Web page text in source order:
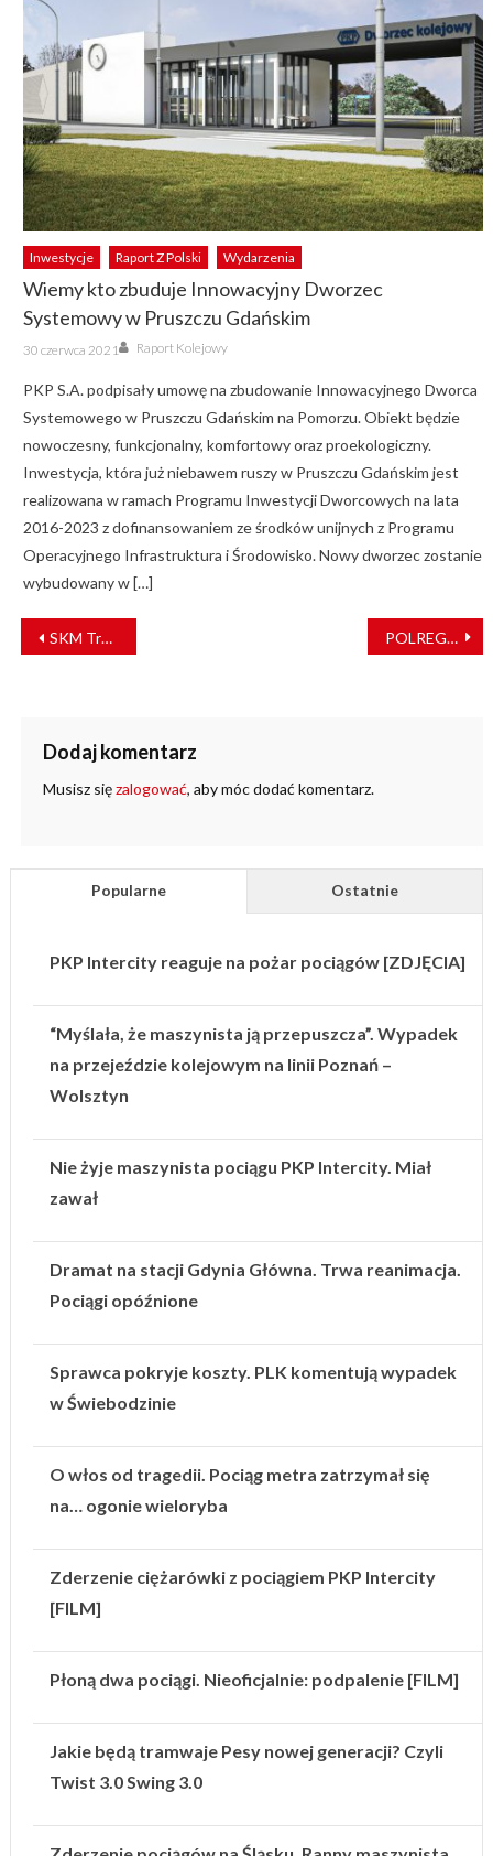
Inwestycje Raport Z Polski Wydarzenia
Wiemy kto zbuduje Innowacyjny Dworzec
Systemowy w Pruszczu Gdańskim
Posted
on
30 czerwca 2021 Author
Raport Kolejowy
PKP S.A. podpisały umowę na zbudowanie Innowacyjnego Dworca
Systemowego w Pruszczu Gdańskim na Pomorzu. Obiekt będzie
nowoczesny, funkcjonalny, komfortowy oraz proekologiczny.
Inwestycja, która już niebawem ruszy w Pruszczu Gdańskim jest
realizowana w ramach Programu Inwestycji Dworcowych na lata
2016-2023 z dofinansowaniem ze środków unijnych z Programu
Operacyjnego Infrastruktura i Środowisko. Nowy dworzec zostanie
wybudowany w […]
NAWIGACJA
WPISU
SKM Trójmiasto rezygnuje z papierowych biletów jednorazowych POLREGIO stworzy nowe zaplecze techniczne w Lubuskiem
Dodaj komentarz
Musisz sięzalogować, aby móc dodać komentarz.
Popularne Ostatnie
PKP Intercity reaguje na pożar pociągów [ZDJĘCIA]
“Myślała, że maszynista ją przepuszcza”. Wypadek
na przejeździe kolejowym na linii Poznań –
Wolsztyn
Nie żyje maszynista pociągu PKP Intercity. Miał
zawał
Dramat na stacji Gdynia Główna. Trwa reanimacja.
Pociągi opóźnione
Sprawca pokryje koszty. PLK komentują wypadek
w Świebodzinie
O włos od tragedii. Pociąg metra zatrzymał się
na… ogonie wieloryba
Zderzenie ciężarówki z pociągiem PKP Intercity
[FILM]
Płoną dwa pociągi. Nieoficjalnie: podpalenie [FILM]
Jakie będą tramwaje Pesy nowej generacji? Czyli
Twist 3.0 Swing 3.0